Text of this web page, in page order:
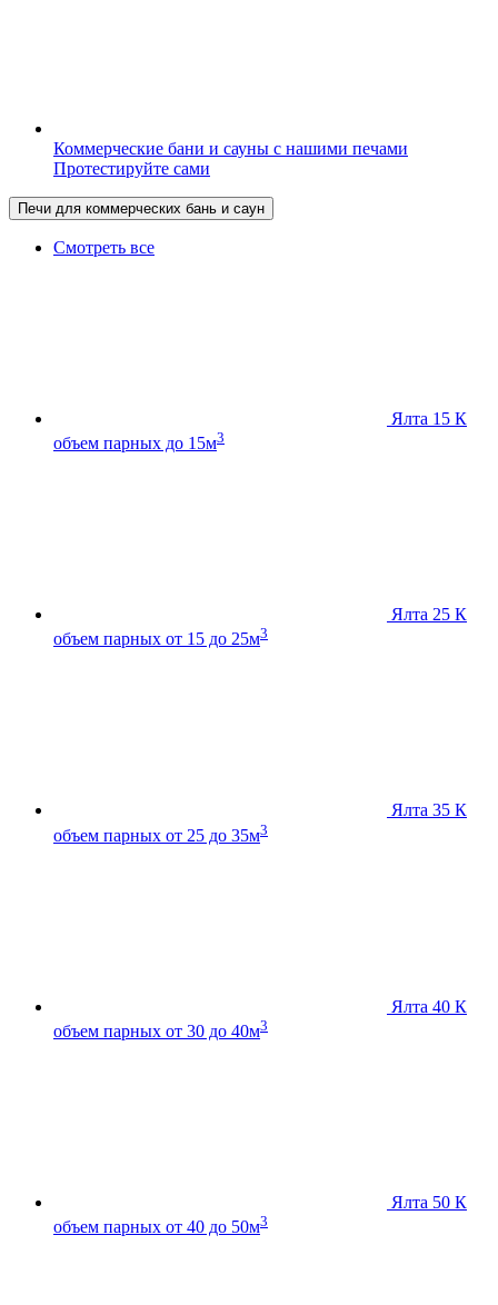
Коммерческие бани и сауны с нашими печами
Протестируйте сами
Печи для коммерческих бань и саун
Смотреть все
Ялта 15 К
объем парных до 15м3
Ялта 25 К
объем парных от 15 до 25м3
Ялта 35 К
объем парных от 25 до 35м3
Ялта 40 К
объем парных от 30 до 40м3
Ялта 50 К
объем парных от 40 до 50м3